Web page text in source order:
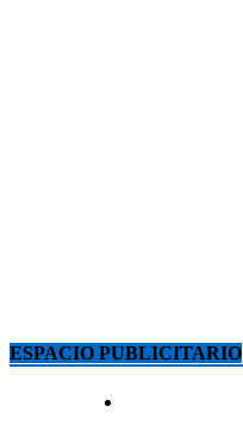
ESPACIO PUBLICITARIO